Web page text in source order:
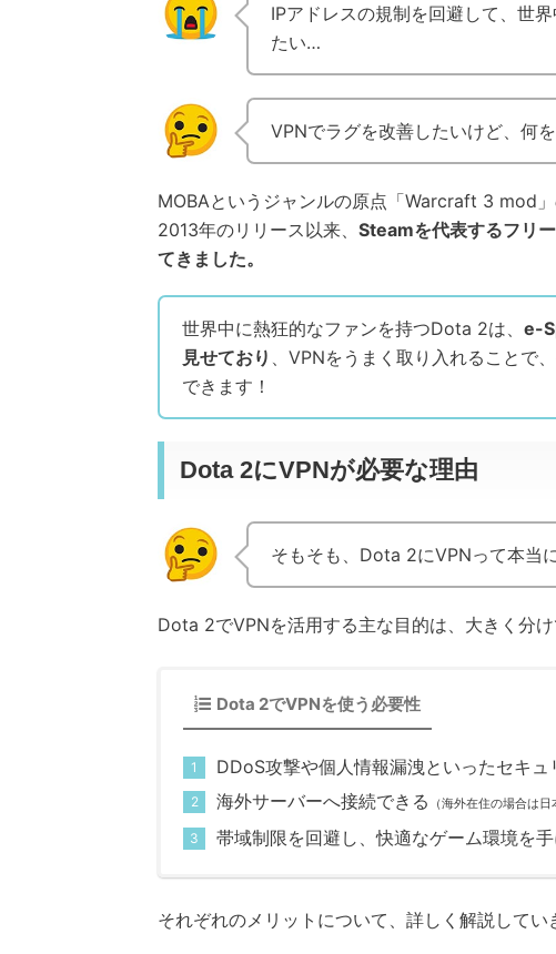
IPアドレスの規制を回避して、世
たい…
VPNでラグを改善したいけど、何
MOBAというジャンルの原点「Warcraft 3 mod
2013年のリリース以来、 Steamを代表するフリ
てきました。
世界中に熱狂的なファンを持つDota 2は、 e-
見せており
、VPNをうまく取り入れることで
できます！
Dota 2にVPNが必要な理由
そもそも、Dota 2にVPNって本当
Dota 2でVPNを活用する主な目的は、大きく分け
Dota 2でVPNを使う必要性
DDoS攻撃や個人情報漏洩といったセキ
海外サーバーへ接続できる
（海外在住の場合は
帯域制限を回避し、快適なゲーム環境を
それぞれのメリットについて、詳しく解説してい